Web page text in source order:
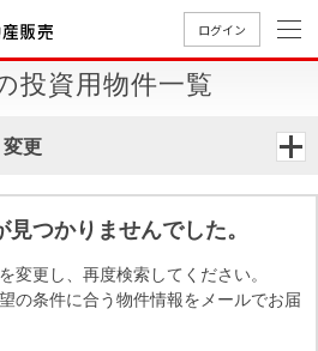
ログイン
投資用物件一覧
更
つかりませんでした。
変更し、再度検索してください。
の条件に合う物件情報をメールでお届